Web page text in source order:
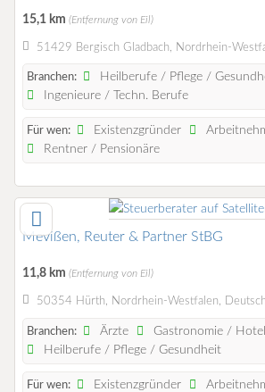
15,1 km (Entfernung von Eil)
51429 Bergisch Gladbach, Nordrhein-
Branchen: Heilberufe / Pflege /
Ingenieure / Techn. Berufe
Für wen: Existenzgründer
Rentner / Pensionäre
Mevißen, Reuter & Partner StBG
11,8 km (Entfernung von Eil)
50354 Hürth, Nordrhein-Westfalen,
Branchen: Ärzte
Gastronomie /
Heilberufe / Pflege / Gesundheit
Für wen: Existenzgründer